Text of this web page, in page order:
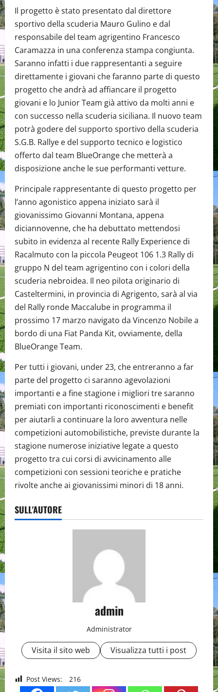
Il progetto è stato presentato dal direttore
sportivo della scuderia Mauro Gulino e dal
responsabile del team agrigentino Francesco
Caramazza in una conferenza stampa congiunta.
Saranno infatti i due rappresentanti a seguire
direttamente i giovani che faranno parte di questo
progetto che andrà ad affiancare il progetto
giovani e lo Junior Team già attivo da molti anni e
con successo nella scuderia siciliana. Il nuovo team
potrà godere del supporto sportivo della scuderia
S.G.B. Rallye e del supporto tecnico e logistico
offerto dal team BlueOrange che metterà a
disposizione anche le sue performanti vetture.
Principale rappresentante di questo progetto per
l’anno agonistico appena iniziato sarà il
giovanissimo Giovanni Montana, appena
diciannovenne, che ha debuttato mettendosi
subito in evidenza al recente Rally Experience di
Racalmuto con la piccola Peugeot 106 1.3 Rally di
gruppo N del team agrigentino con i colori della
scuderia nebroidea. Il neo pilota originario di
Casteltermini, in provincia di Agrigento, sarà al via
del Rally ronde Maccalube in programma il
prossimo 17 marzo navigato da Vincenzo Nobile a
bordo di una Fiat Panda Kit, ovviamente, della
BlueOrange Team.
Per tutti i giovani, under 23, che entreranno a far
parte del progetto ci saranno agevolazioni
importanti e a fine stagione i migliori tre saranno
premiati con importanti riconoscimenti e benefit
per aiutarli a continuare la loro avventura nelle
competizioni automobilistiche, previste durante la
stagione numerose iniziative legate a questo
progetto tra cui corsi di avvicinamento alle
competizioni con sessioni teoriche e pratiche
rivolte anche ai giovanissimi minori di 18 anni.
SULL'AUTORE
admin
Administrator
Visita il sito web Visualizza tutti i post
Post Views: 216